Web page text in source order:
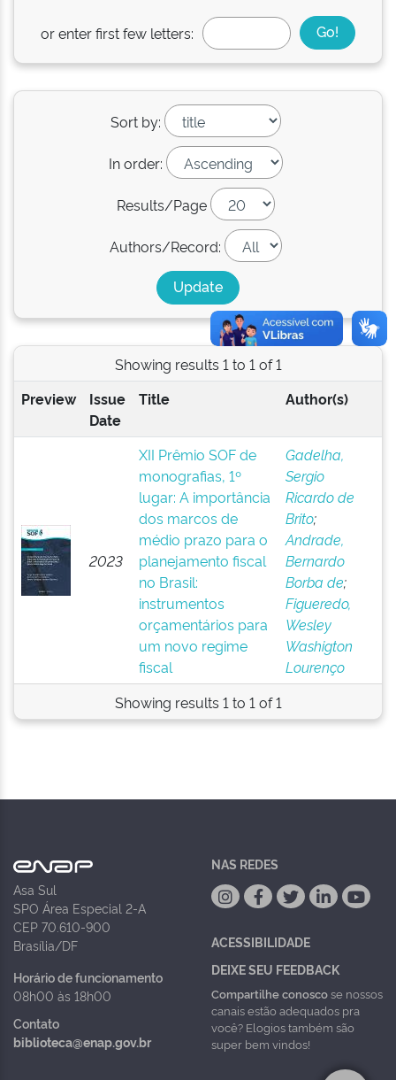
or enter first few letters:
Sort by:
In order:
Results/Page
Authors/Record:
Showing results 1 to 1 of 1
Preview
Issue
Date
Title Author(s)
2023
XII Prêmio SOF de
monografias, 1º
lugar: A importância
dos marcos de
médio prazo para o
planejamento fiscal
no Brasil:
instrumentos
orçamentários para
um novo regime
fiscal
Gadelha,
Sergio
Ricardo de
Brito;
Andrade,
Bernardo
Borba de;
Figueredo,
Wesley
Washigton
Lourenço
Showing results 1 to 1 of 1
Asa Sul
SPO Área Especial 2-A
CEP 70.610-900
Brasília/DF
Horário de funcionamento
08h00 às 18h00
Contato
biblioteca@enap.gov.br
NAS REDES
ACESSIBILIDADE
DEIXE SEU FEEDBACK
Compartilhe conoscose nossos
canais estão adequados pra
você? Elogios também são
super bem vindos!